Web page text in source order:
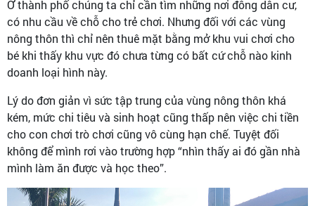
Ở thành phố chúng ta chỉ cần tìm những nơi đông dân cư,
có nhu cầu về chỗ cho trẻ chơi. Nhưng đối với các vùng
nông thôn thì chỉ nên thuê mặt bằng mở khu vui chơi cho
bé khi thấy khu vực đó chưa từng có bất cứ chỗ nào kinh
doanh loại hình này.
Lý do đơn giản vì sức tập trung của vùng nông thôn khá
kém, mức chi tiêu và sinh hoạt cũng thấp nên việc chi tiền
cho con chơi trò chơi cũng vô cùng hạn chế. Tuyệt đối
không để mình rơi vào trường hợp “nhìn thấy ai đó gần nhà
mình làm ăn được và học theo”.